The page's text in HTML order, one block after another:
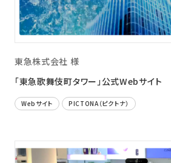
東急株式会社 様
「東急歌舞伎町タワー」公式Webサイト
Webサイト PICTONA（ピクトナ）